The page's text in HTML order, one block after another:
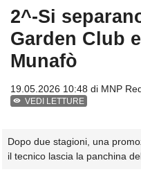
2^-Si
Garden Club
Munafò
19.05.2026 10:48 di MNP
VEDI LETTURE
Dopo due stagioni, una
il tecnico lascia la panchina